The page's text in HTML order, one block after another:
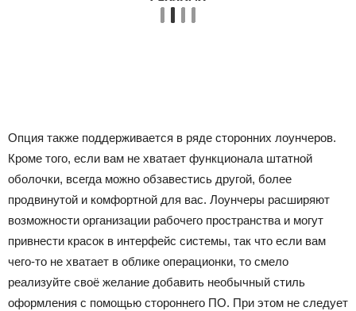
Опция также поддерживается в ряде сторонних лоунчеров.
Кроме того, если вам не хватает функционала штатной
оболочки, всегда можно обзавестись другой, более
продвинутой и комфортной для вас. Лоунчеры расширяют
возможности организации рабочего пространства и могут
привнести красок в интерфейс системы, так что если вам
чего-то не хватает в облике операционки, то смело
реализуйте своё желание добавить необычный стиль
оформления с помощью стороннего ПО. При этом не следует